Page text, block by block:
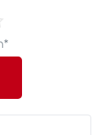
eller
Hyaluron-Filler
mot
glåmig och